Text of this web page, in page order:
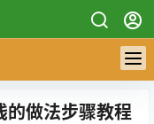
的做法步骤教程